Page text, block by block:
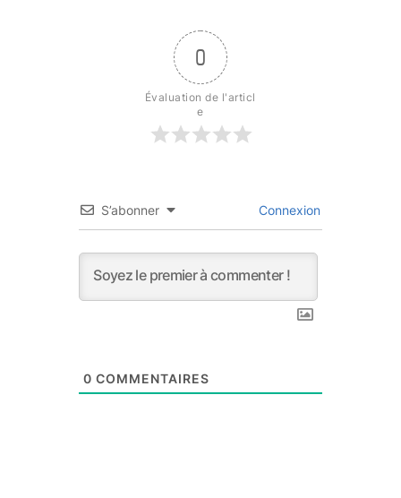
0
Évaluation de l'articl
e
S’abonner Connexion
0 COMMENTAIRES